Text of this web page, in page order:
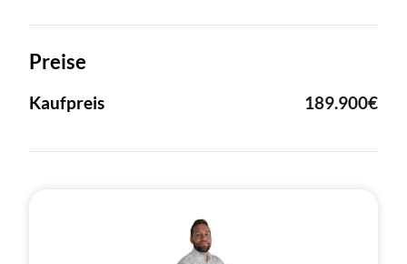
Preise
Kaufpreis 189.900€